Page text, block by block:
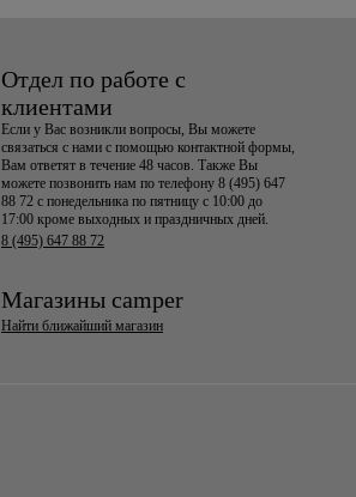
Отдел по работе с
клиентами
Если у Вас возникли вопросы, Вы можете
связаться с нами с помощью контактной формы,
Вам ответят в течение 48 часов. Также Вы
можете позвонить нам по телефону 8 (495) 647
88 72 с понедельника по пятницу с 10:00 до
17:00 кроме выходных и праздничных дней.
8 (495) 647 88 72
Магазины camper
Найти ближайший магазин